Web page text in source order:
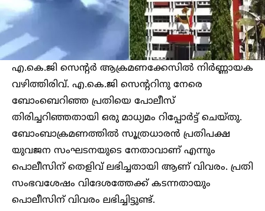
എ.കെ.ജി സെന്റര്‍ ആക്രമണക്കേസിൽ നിർണ്ണായക
വഴിത്തിരിവ്. എ.കെ.ജി സെന്ററിനു നേരെ
ബോംബെറിഞ്ഞ പ്രതിയെ പോലീസ്
തിരിച്ചറിഞ്ഞതായി ഒരു മാധ്യമം റിപ്പോർട്ട് ചെയ്തു.
ബോംബാക്രമണത്തിൽ സൂത്രധാരൻ പ്രതിപക്ഷ
യുവജന സംഘടനയുടെ നേതാവാണ് എന്നും
പൊലീസിന് തെളിവ് ലഭിച്ചതായി ആണ് വിവരം. പ്രതി
സംഭവശേഷം വിദേശത്തേക്ക് കടന്നതായും
പൊലീസിന് വിവരം ലഭിച്ചിട്ടുണ്ട്.